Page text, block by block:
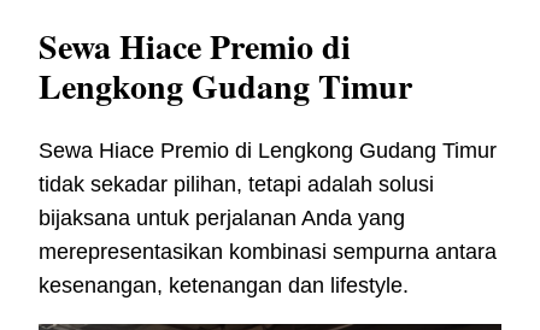
Sewa Hiace Premio di
Lengkong Gudang Timur
Sewa Hiace Premio di Lengkong Gudang Timur
tidak sekadar pilihan, tetapi adalah solusi
bijaksana untuk perjalanan Anda yang
merepresentasikan kombinasi sempurna antara
kesenangan, ketenangan dan lifestyle.